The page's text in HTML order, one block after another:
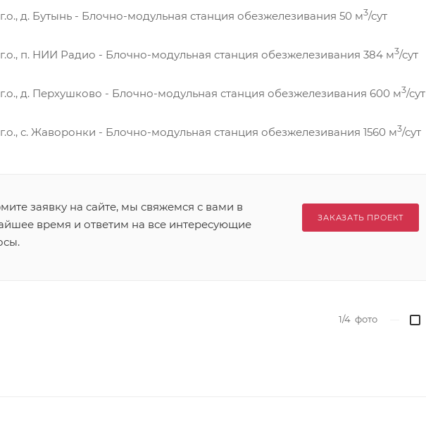
д. Бутынь - Блочно-модульная станция обезжелезивания 50 м3/сут
п. НИИ Радио - Блочно-модульная станция обезжелезивания 384 м3/сут
д. Перхушково - Блочно-модульная станция обезжелезивания 600 м3/сут
с. Жаворонки - Блочно-модульная станция обезжелезивания 1560 м3/сут
заявку на сайте, мы свяжемся с вами в
время и ответим на все интересующие
ЗАКАЗАТЬ ПРОЕКТ
1/4 фото